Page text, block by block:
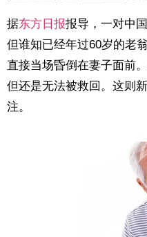
据东方日报报导，一对中
但谁知已经年过60岁的老
直接当场昏倒在妻子面前
但还是无法被救回。这则
注。